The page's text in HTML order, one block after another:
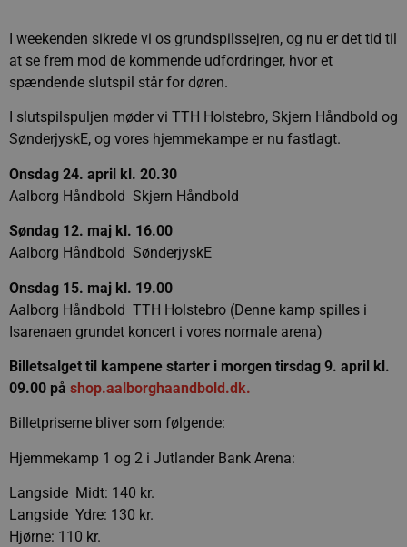
I weekenden sikrede vi os grundspilssejren, og nu er det tid til
at se frem mod de kommende udfordringer, hvor et
spændende slutspil står for døren.
I slutspilspuljen møder vi TTH Holstebro, Skjern Håndbold og
SønderjyskE, og vores hjemmekampe er nu fastlagt.
Onsdag 24. april kl. 20.30
Aalborg Håndbold  Skjern Håndbold
Søndag 12. maj kl. 16.00
Aalborg Håndbold  SønderjyskE
Onsdag 15. maj kl. 19.00
Aalborg Håndbold  TTH Holstebro (Denne kamp spilles i
Isarenaen grundet koncert i vores normale arena)
Billetsalget til kampene starter i morgen tirsdag 9. april kl.
09.00 på shop.aalborghaandbold.dk.
Billetpriserne bliver som følgende:
Hjemmekamp 1 og 2 i Jutlander Bank Arena:
Langside  Midt: 140 kr.
Langside  Ydre: 130 kr.
Hjørne: 110 kr.